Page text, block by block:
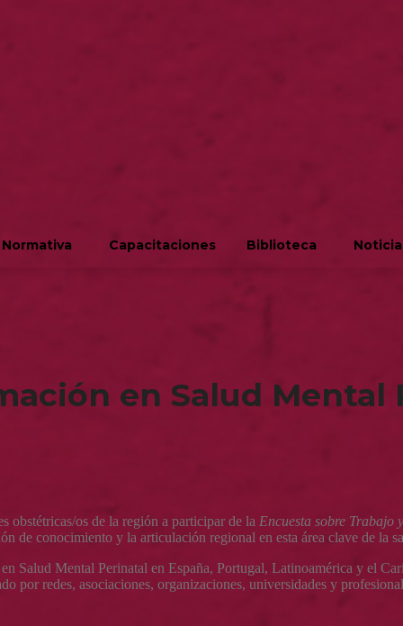
Normativa Capacitaciones Biblioteca
en Salud Mental
obstétricas/os de la región a participar de la Encuesta sobre Trabajo
de conocimiento y la articulación regional en esta área clave de la
Salud Mental Perinatal en España, Portugal, Latinoamérica y el
por redes, asociaciones, organizaciones, universidades y